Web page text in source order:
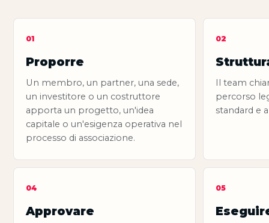
01
Proporre
Un membro, un partner, una sede,
un investitore o un costruttore
apporta un progetto, un'idea
capitale o un'esigenza operativa nel
processo di associazione.
02
Il team
percorso
standard e
04
Approvare
05